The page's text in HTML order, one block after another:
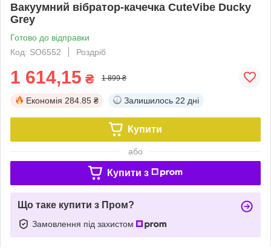
Вакуумний вібратор-качечка CuteVibe Ducky
Grey
Готово до відправки
Код: SO6552
Роздріб
1 614,15 ₴ 1 899 ₴
Економія 284.85 ₴ Залишилось 22 дні
Купити
або
Купити з
Що таке купити з Пром?
Замовлення під захистом